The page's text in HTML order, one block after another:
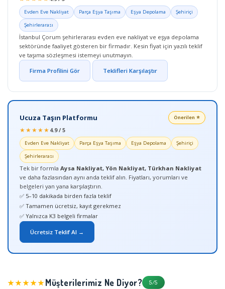
Evden Eve Nakliyat Parça Eşya Taşıma Eşya Depolama
Şehiriçi
Şehirlerarası
İstanbul Çorum şehirlerarası evden eve nakliyat ve eşya depolama
sektöründe faaliyet gösteren bir firmadır. Kesin fiyat için yazılı teklif
ve taşıma sözleşmesi istemeyi unutmayın.
Firma Profilini Gör Teklifleri Karşılaştır
Ucuza Taşın Platformu Önerilen ⭐
★★★★★ 4.9 / 5
Evden Eve Nakliyat Parça Eşya Taşıma Eşya Depolama
Şehiriçi
Şehirlerarası
Tek bir formla Aysa Nakliyat, Yön Nakliyat, Türkhan Nakliyat
ve daha fazlasından aynı anda teklif alın. Fiyatları, yorumları ve
belgeleri yan yana karşılaştırın.
✅ 5–10 dakikada birden fazla teklif
✅ Tamamen ücretsiz, kayıt gerekmez
✅ Yalnızca K3 belgeli firmalar
Ücretsiz Teklif Al →
★★★★★Müşterilerimiz Ne Diyor? 5/5